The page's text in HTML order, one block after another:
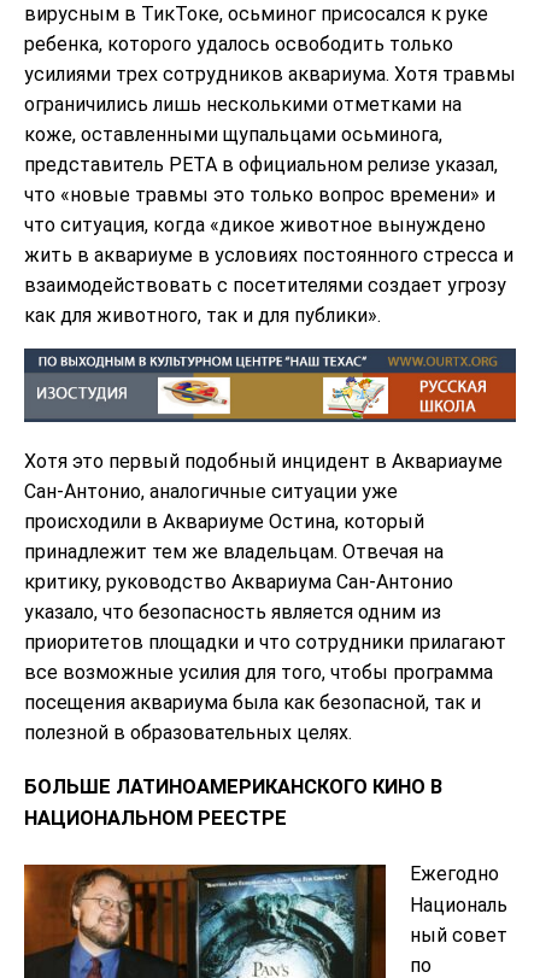
вирусным в ТикТоке, осьминог присосался к руке
ребенка, которого удалось освободить только
усилиями трех сотрудников аквариума. Хотя травмы
ограничились лишь несколькими отметками на
коже, оставленными щупальцами осьминога,
представитель PETA в официальном релизе указал,
что «новые травмы это только вопрос времени» и
что ситуация, когда «дикое животное вынуждено
жить в аквариуме в условиях постоянного стресса и
взаимодействовать с посетителями создает угрозу
как для животного, так и для публики».
Хотя это первый подобный инцидент в Аквариауме
Сан-Антонио, аналогичные ситуации уже
происходили в Аквариуме Остина, который
принадлежит тем же владельцам. Отвечая на
критику, руководство Аквариума Сан-Антонио
указало, что безопасность является одним из
приоритетов площадки и что сотрудники прилагают
все возможные усилия для того, чтобы программа
посещения аквариума была как безопасной, так и
полезной в образовательных целях.
БОЛЬШЕ ЛАТИНОАМЕРИКАНСКОГО КИНО В
НАЦИОНАЛЬНОМ РЕЕСТРЕ
Ежегодно
Националь
ный совет
по